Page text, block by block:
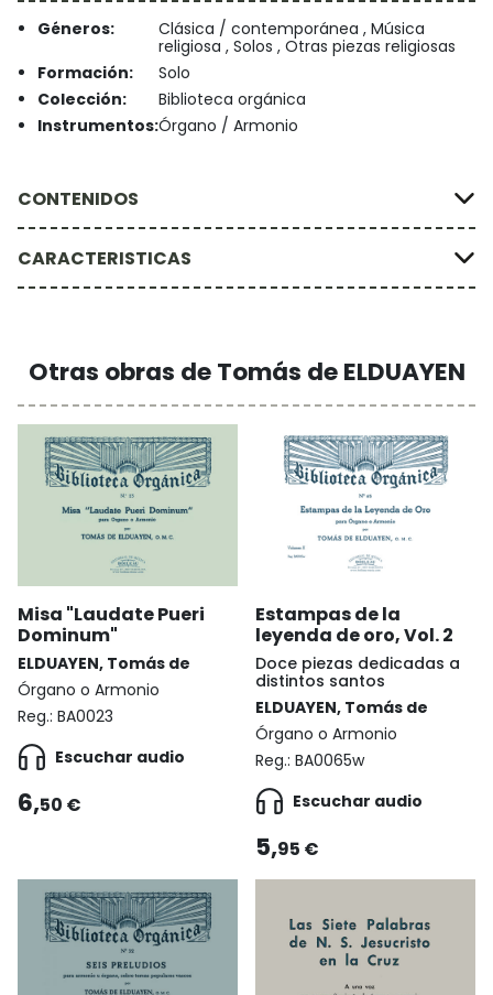
Géneros:
Clásica / contemporánea , Música
religiosa , Solos , Otras piezas religiosas
Formación:
Solo
Colección:
Biblioteca orgánica
Instrumentos:Órgano / Armonio
CONTENIDOS
CARACTERISTICAS
Otras obras de Tomás de ELDUAYEN
Misa "Laudate Pueri
Dominum"
ELDUAYEN, Tomás de
Órgano o Armonio
Reg.: BA0023
Escuchar audio
6,50 €
Estampas de la
leyenda de oro, Vol. 2
Doce piezas dedicadas a
distintos santos
ELDUAYEN, Tomás de
Órgano o Armonio
Reg.: BA0065w
Escuchar audio
5,95 €